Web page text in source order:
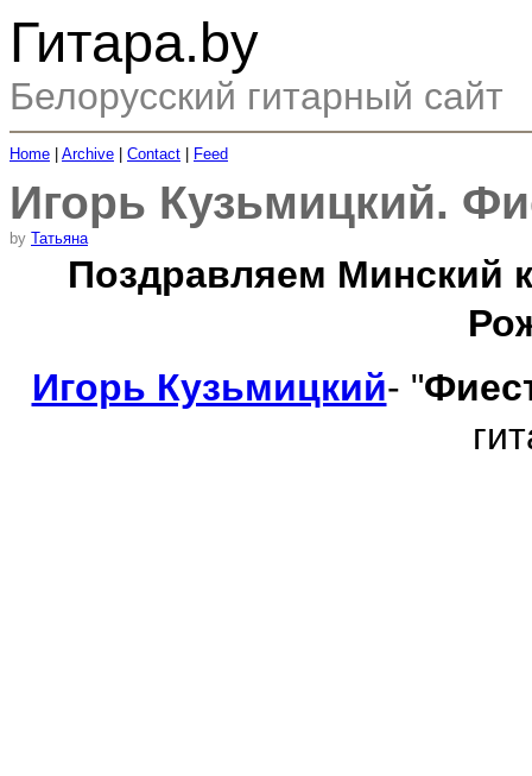
Гитара.by
Белорусский гитарный сайт
Home Archive Contact Feed
Игорь Кузьмицкий.
by Татьяна
Поздравляем Минский
Игорь Кузьмицкий- "